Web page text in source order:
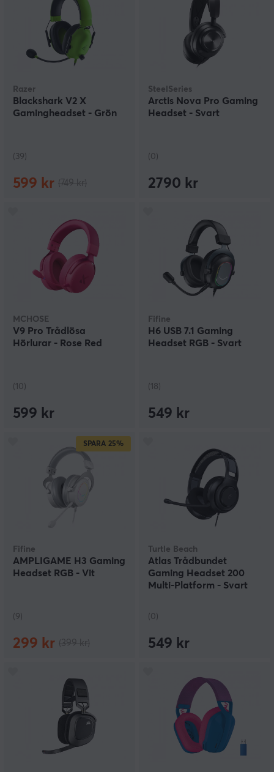
Razer
Blackshark V2 X
Gamingheadset - Grön
(39)
599 kr
SteelSeries
Arctis Nova Pro Gaming
Headset - Svart
(0)
2790 kr
MCHOSE
V9 Pro Trådlösa
Hörlurar - Rose Red
(10)
599 kr
Fifine
H6 USB 7.1 Gaming
Headset RGB - Svart
(18)
549 kr
SPARA 25%
Fifine
AMPLIGAME H3 Gaming
Headset RGB - Vit
(9)
299 kr
Turtle Beach
Atlas Trådbundet
Gaming Headset 200
Multi-Platform - Svart
(0)
549 kr